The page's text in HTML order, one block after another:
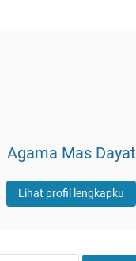
Agama Mas Dayat
Lihat profil lengkapku